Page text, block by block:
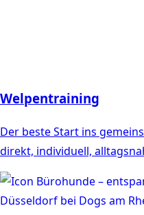
Welpentraining
Der beste Start ins
direkt, individuell,